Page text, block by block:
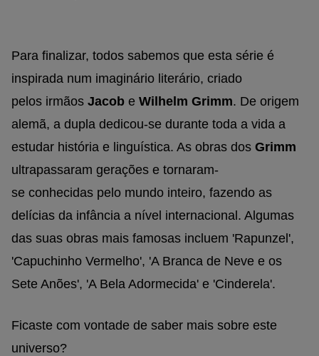
Para finalizar, todos sabemos que esta série é
inspirada num imaginário literário, criado
pelos irmãos Jacob e Wilhelm Grimm. De origem
alemã, a dupla dedicou-se durante toda a vida a
estudar história e linguística. As obras dos Grimm
ultrapassaram gerações e tornaram-
se conhecidas pelo mundo inteiro, fazendo as
delícias da infância a nível internacional. Algumas
das suas obras mais famosas incluem 'Rapunzel',
'Capuchinho Vermelho', 'A Branca de Neve e os
Sete Anões', 'A Bela Adormecida' e 'Cinderela'.
Ficaste com vontade de saber mais sobre este
universo?